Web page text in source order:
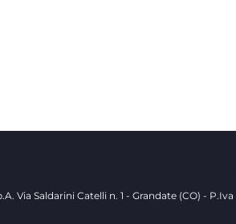
Via Saldarini Catelli n. 1 - Grandate (CO) - P.Iva